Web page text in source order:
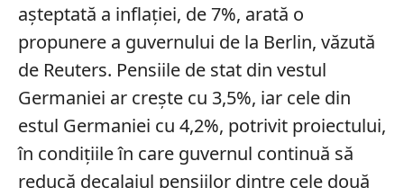
aşteptată a inflaţiei, de 7%, arată o
propunere a guvernului de la Berlin, văzută
de Reuters. Pensiile de stat din vestul
Germaniei ar creşte cu 3,5%, iar cele din
estul Germaniei cu 4,2%, potrivit proiectului,
în condiţiile în care guvernul continuă să
reducă decalajul pensiilor dintre cele două